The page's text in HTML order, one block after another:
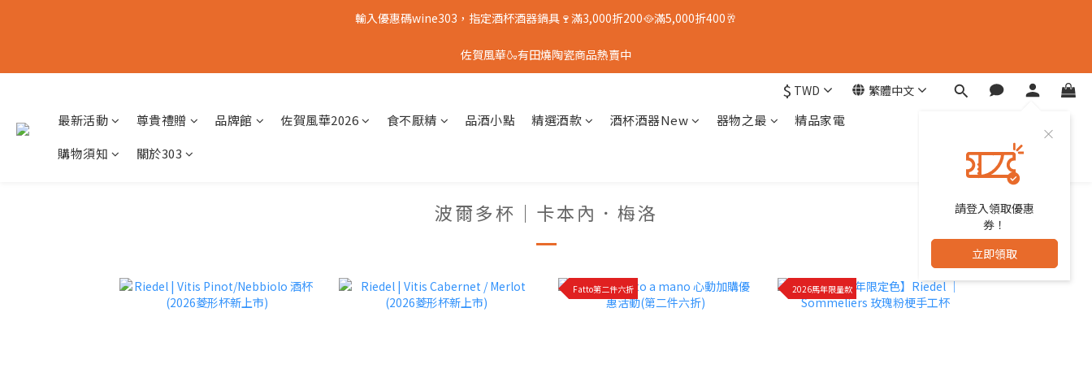
輸入優惠碼wine303，指定酒杯酒器鍋具🍷滿3,000折200🥘滿5,000折400🥂
佐賀風華🍶有田燒陶瓷商品熱賣中
$ TWD 繁體中文
請登入領取優惠
券！
立即領取
最新活動 尊貴禮贈 品牌館 佐賀風華2026 食不厭精 品酒小點 精選酒款 酒杯酒器New 器物之最
精品家電
購物須知
關於303
波爾多杯｜卡本內．梅洛
Fatto第二件六折 2026馬年限量款